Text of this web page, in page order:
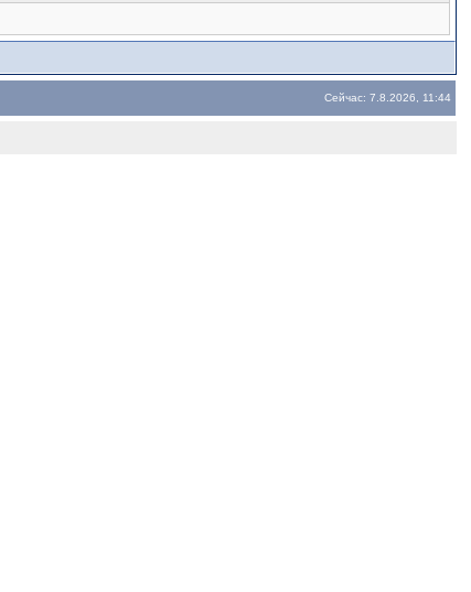
Сейчас: 7.8.2026, 11:44